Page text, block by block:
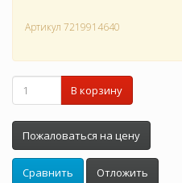
Артикул 7219914640
В корзину
Пожаловаться на цену
Сравнить Отложить